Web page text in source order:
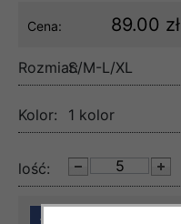
Cena: 89.00 zł
Rozmiar:S/M-L/XL
Kolor: 1 kolor
lość: